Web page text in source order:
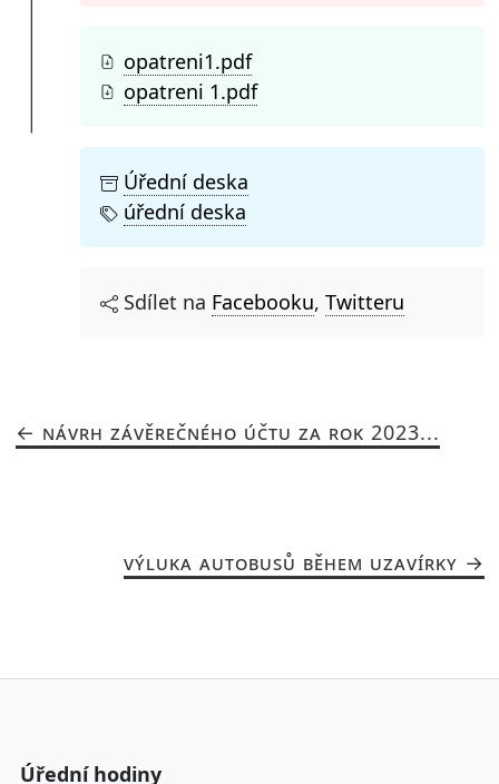
opatreni1.pdf
opatreni 1.pdf
Úřední deska
úřední deska
Sdílet na Facebooku, Twitteru
NÁVRH ZÁVĚREČNÉHO ÚČTU ZA ROK 2023...
VÝLUKA AUTOBUSŮ BĚHEM UZAVÍRKY
Úřední hodiny